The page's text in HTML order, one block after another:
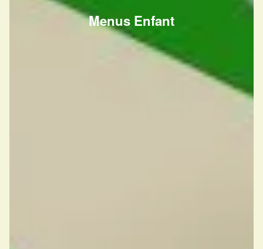
Menus Enfant